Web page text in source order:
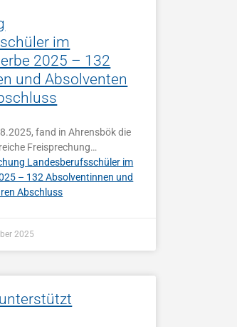
im
2025 – 132
und Absolventen
fand in Ahrensbök die
Freisprechung…
Landesberufsschüler im
– 132 Absolventinnen und
Abschluss
2025